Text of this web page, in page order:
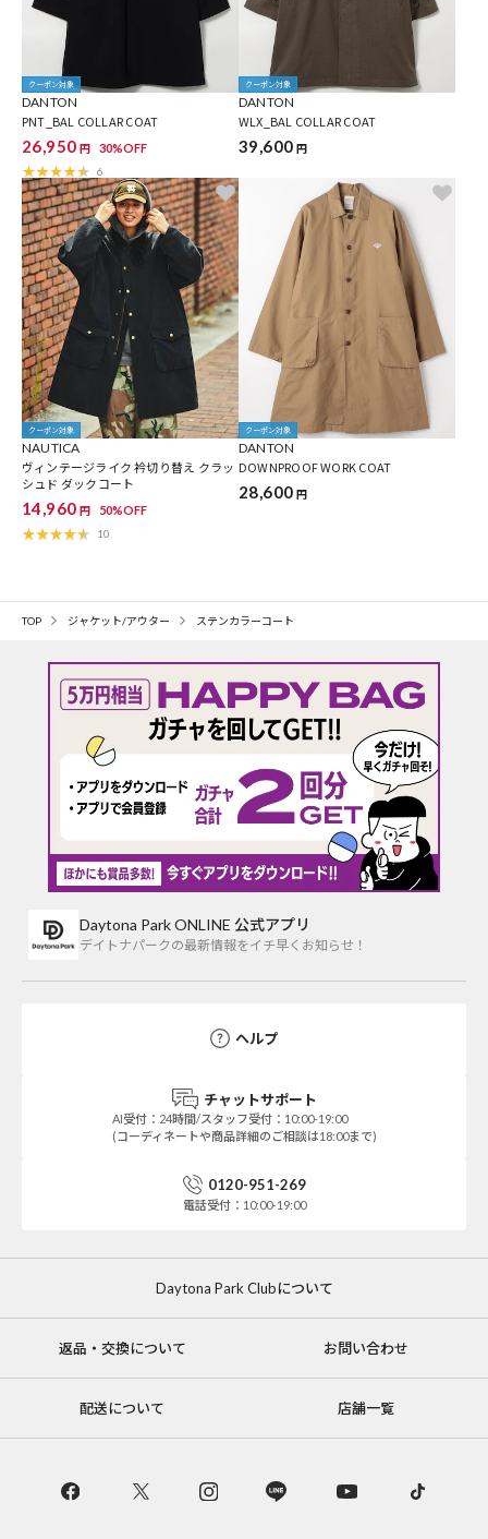
クーポン対象
DANTON
PNT_BAL COLLAR COAT
26,950 円 30%OFF
6
クーポン対象
DANTON
WLX_BAL COLLAR COAT
39,600 円
クーポン対象
NAUTICA
ヴィンテージライク 衿切り替え クラッ
シュド ダックコート
14,960 円 50%OFF
10
クーポン対象
DANTON
DOWNPROOF WORK COAT
28,600 円
TOP ジャケット/アウター ステンカラーコート
Daytona Park ONLINE 公式アプリ
デイトナパークの最新情報をイチ早くお知らせ！
ヘルプ
チャットサポート
AI受付：24時間/スタッフ受付：10:00-19:00
(コーディネートや商品詳細のご相談は18:00まで)
0120-951-269
電話受付：10:00-19:00
Daytona Park Clubについて
返品・交換について お問い合わせ
配送について 店舗一覧